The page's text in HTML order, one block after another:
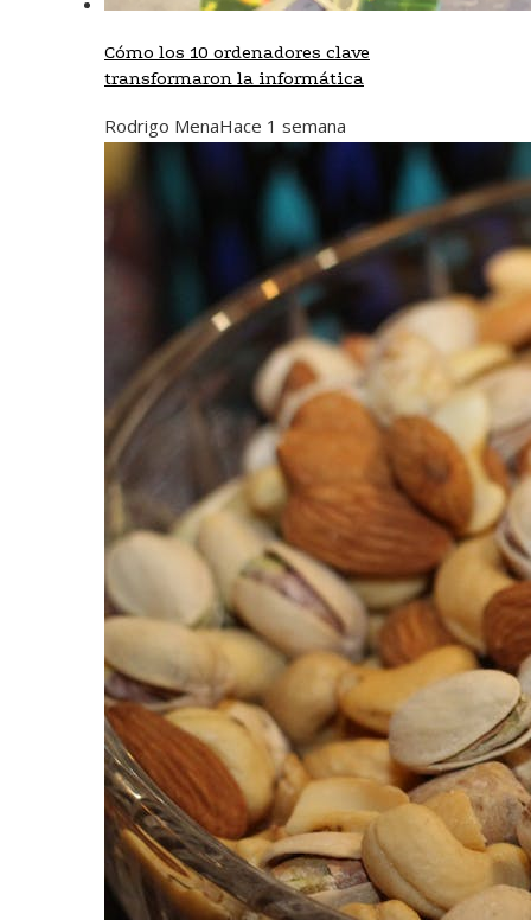
Cómo los 10 ordenadores clave
transformaron la informática
Rodrigo MenaHace 1 semana